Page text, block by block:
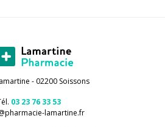
- 02200 Soissons
03 23 76 33 53
pharmacie-lamartine.fr